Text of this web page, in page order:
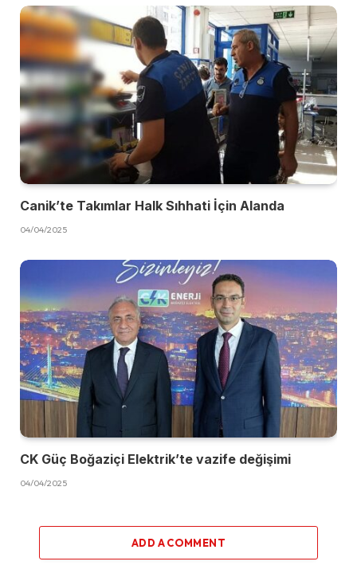
Canik’te Takımlar Halk Sıhhati İçin Alanda
04/04/2025
CK Güç Boğaziçi Elektrik’te vazife değişimi
04/04/2025
ADD A COMMENT